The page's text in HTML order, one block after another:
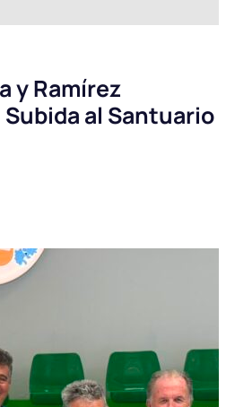
y Ramírez
al Santuario